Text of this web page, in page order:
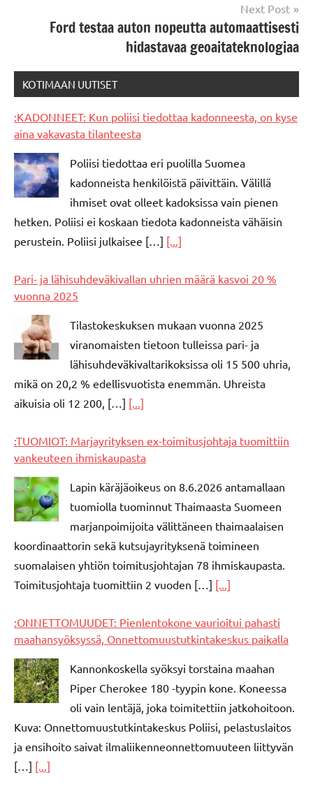
Next Post
Ford testaa auton nopeutta automaattisesti
hidastavaa geoaitateknologiaa
KOTIMAAN UUTISET
:KADONNEET: Kun poliisi tiedottaa kadonneesta, on kyse
aina vakavasta tilanteesta
Poliisi tiedottaa eri puolilla Suomea
kadonneista henkilöistä päivittäin. Välillä
ihmiset ovat olleet kadoksissa vain pienen
hetken. Poliisi ei koskaan tiedota kadonneista vähäisin
perustein. Poliisi julkaisee […] [...]
Pari- ja lähisuhdeväkivallan uhrien määrä kasvoi 20 %
vuonna 2025
Tilastokeskuksen mukaan vuonna 2025
viranomaisten tietoon tulleissa pari- ja
lähisuhdeväkivaltarikoksissa oli 15 500 uhria,
mikä on 20,2 % edellisvuotista enemmän. Uhreista
aikuisia oli 12 200, […] [...]
:TUOMIOT: Marjayrityksen ex-toimitusjohtaja tuomittiin
vankeuteen ihmiskaupasta
Lapin käräjäoikeus on 8.6.2026 antamallaan
tuomiolla tuominnut Thaimaasta Suomeen
marjanpoimijoita välittäneen thaimaalaisen
koordinaattorin sekä kutsujayrityksenä toimineen
suomalaisen yhtiön toimitusjohtajan 78 ihmiskaupasta.
Toimitusjohtaja tuomittiin 2 vuoden […] [...]
:ONNETTOMUUDET: Pienlentokone vaurioitui pahasti
maahansyöksyssä, Onnettomuustutkintakeskus paikalla
Kannonkoskella syöksyi torstaina maahan
Piper Cherokee 180 -tyypin kone. Koneessa
oli vain lentäjä, joka toimitettiin jatkohoitoon.
Kuva: Onnettomuustutkintakeskus Poliisi, pelastuslaitos
ja ensihoito saivat ilmaliikenneonnettomuuteen liittyvän
[…] [...]